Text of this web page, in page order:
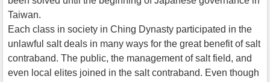
Taiwan.
Each class in society in Ching Dynasty participated in the
unlawful salt deals in many ways for the great benefit of salt
contraband. The public, the management of salt field, and
even local elites joined in the salt contraband. Even though